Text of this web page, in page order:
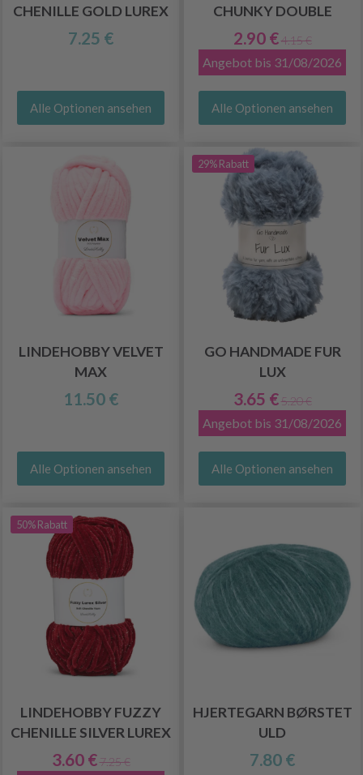
CHENILLE GOLD LUREX
7.25 €
Alle Optionen ansehen
CHUNKY DOUBLE
2.90 € 4.15 €
Angebot bis 31/08/2026
Alle Optionen ansehen
LINDEHOBBY VELVET
MAX
11.50 €
Alle Optionen ansehen
29% Rabatt
GO HANDMADE FUR
LUX
3.65 € 5.20 €
Angebot bis 31/08/2026
Alle Optionen ansehen
50% Rabatt
LINDEHOBBY FUZZY
CHENILLE SILVER LUREX
3.60 € 7.25 €
HJERTEGARN BØRSTET
ULD
7.80 €